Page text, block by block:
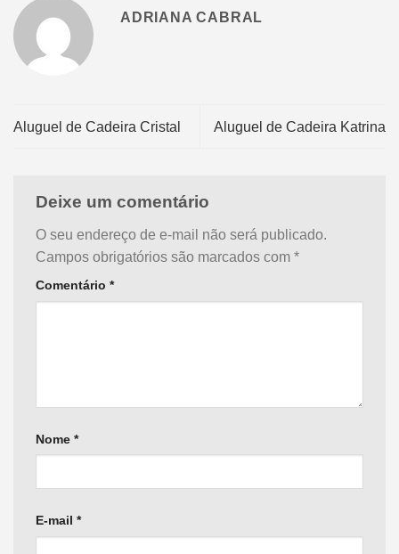
ADRIANA CABRAL
Aluguel de Cadeira Cristal Aluguel de Cadeira Katrina
Deixe um comentário
O seu endereço de e-mail não será publicado.
Campos obrigatórios são marcados com *
Comentário *
Nome *
E-mail *